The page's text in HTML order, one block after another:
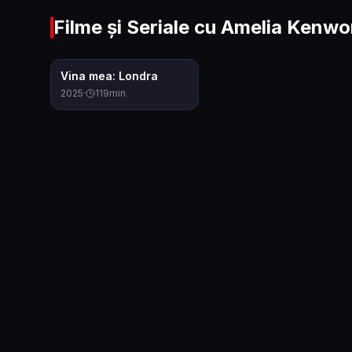
Filme și Seriale cu Amelia
Vina mea: Londra
2025· 119min